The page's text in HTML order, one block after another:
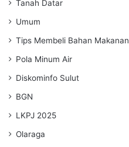
Tanah Datar
Umum
Tips Membeli Bahan Makanan
Pola Minum Air
Diskominfo Sulut
BGN
LKPJ 2025
Olaraga